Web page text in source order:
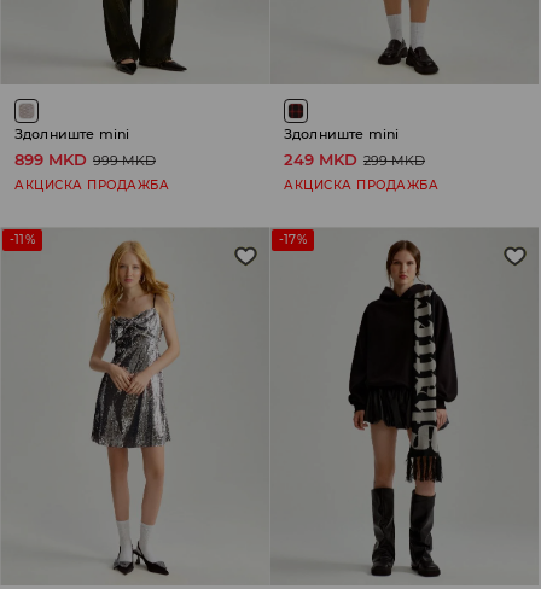
Здолниште mini
899 MKD 999 MKD
АКЦИСКА ПРОДАЖБА
Здолниште mini
249 MKD 299 MKD
АКЦИСКА ПРОДАЖБА
-11% -17%